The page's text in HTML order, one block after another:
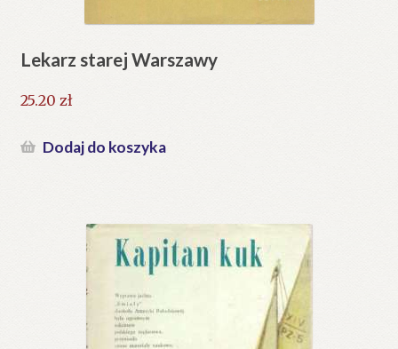
Lekarz starej Warszawy
25.20 zł
Dodaj do koszyka